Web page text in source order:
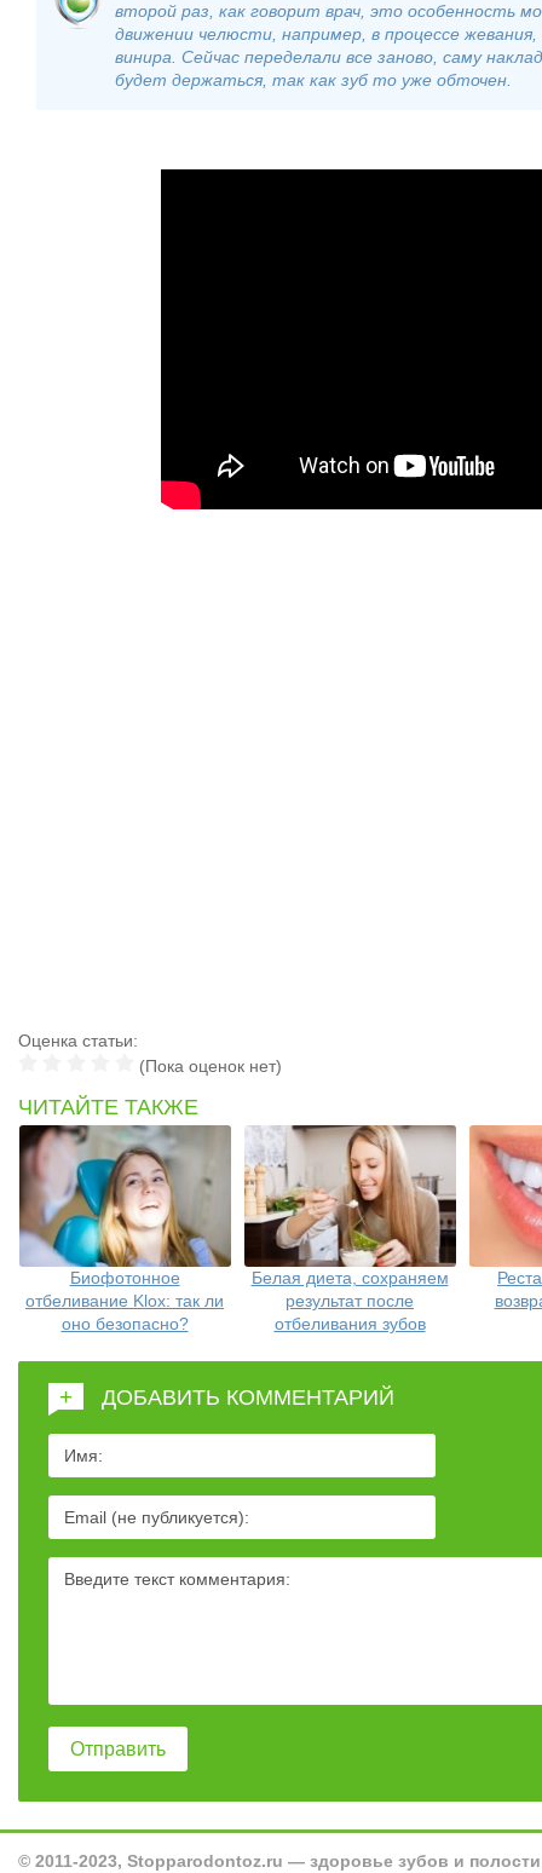
второй раз, как говорит врач, это особенность
движении челюсти, например, в процессе
винира. Сейчас переделали все заново, саму
будет держаться, так как зуб то уже обточен.
Оценка статьи:
(Пока оценок нет)
ЧИТАЙТЕ ТАКЖЕ
Биофотонное
отбеливание Klox: так ли
оно безопасно?
Белая диета, сохраняем
результат после
отбеливания зубов
+ ДОБАВИТЬ КОММЕНТАРИЙ
© 2011-2023, Stopparodontoz.ru — здоровье зубов и